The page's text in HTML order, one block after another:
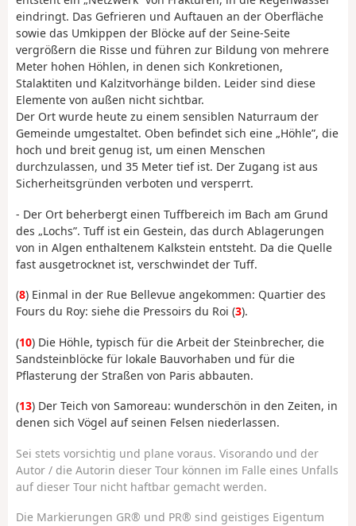
eindringt. Das Gefrieren und Auftauen an der Oberfläche
sowie das Umkippen der Blöcke auf der Seine-Seite
vergrößern die Risse und führen zur Bildung von mehrere
Meter hohen Höhlen, in denen sich Konkretionen,
Stalaktiten und Kalzitvorhänge bilden. Leider sind diese
Elemente von außen nicht sichtbar.
Der Ort wurde heute zu einem sensiblen Naturraum der
Gemeinde umgestaltet. Oben befindet sich eine „Höhle”, die
hoch und breit genug ist, um einen Menschen
durchzulassen, und 35 Meter tief ist. Der Zugang ist aus
Sicherheitsgründen verboten und versperrt.
- Der Ort beherbergt einen Tuffbereich im Bach am Grund
des „Lochs”. Tuff ist ein Gestein, das durch Ablagerungen
von in Algen enthaltenem Kalkstein entsteht. Da die Quelle
fast ausgetrocknet ist, verschwindet der Tuff.
(8) Einmal in der Rue Bellevue angekommen: Quartier des
Fours du Roy: siehe die Pressoirs du Roi (3).
(10) Die Höhle, typisch für die Arbeit der Steinbrecher, die
Sandsteinblöcke für lokale Bauvorhaben und für die
Pflasterung der Straßen von Paris abbauten.
(13) Der Teich von Samoreau: wunderschön in den Zeiten, in
denen sich Vögel auf seinen Felsen niederlassen.
Sei stets vorsichtig und plane voraus. Visorando und der
Autor / die Autorin dieser Tour können im Falle eines Unfalls
auf dieser Tour nicht haftbar gemacht werden.
Die Markierungen GR® und PR® sind geistiges Eigentum